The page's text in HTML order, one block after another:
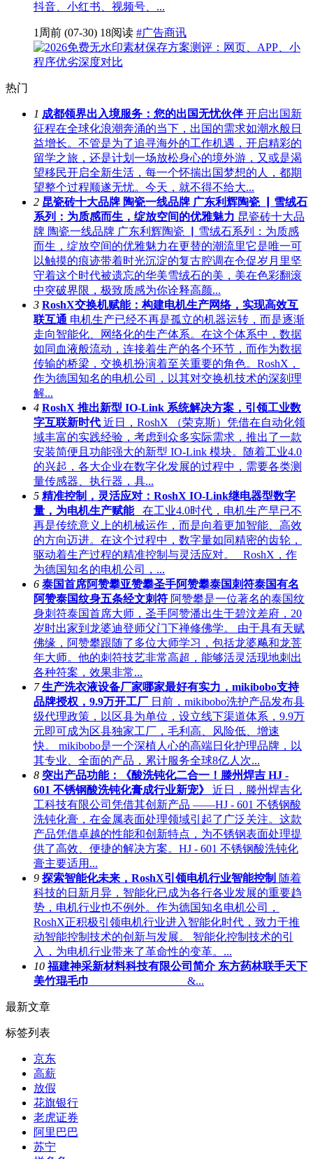
抖音、小红书、视频号、...
1周前 (07-30) 18阅读 #广告商讯
热门
1 成都领界出入境服务：您的出国无忧伙伴 开启出国新
征程在全球化浪潮奔涌的当下，出国的需求如潮水般日
益增长。不管是为了追寻海外的工作机遇，开启精彩的
留学之旅，还是计划一场放松身心的境外游，又或是渴
望移民开启全新生活，每一个怀揣出国梦想的人，都期
望整个过程顺遂无忧。今天，就不得不给大...
2 昆瓷砖十大品牌 陶瓷一线品牌 广东利辉陶瓷 ▏雪绒石
系列：为质感而生，绽放空间的优雅魅力 昆瓷砖十大品
牌 陶瓷一线品牌 广东利辉陶瓷 ▏雪绒石系列：为质感
而生，绽放空间的优雅魅力在更替的潮流里它是唯一可
以触摸的痕迹带着时光沉淀的复古腔调在仓促岁月里坚
守着这个时代被遗忘的华美雪绒石的美，美在色彩翻滚
中突破界限，极致质感为你诠释高颜...
3 RoshX交换机赋能：构建电机生产网络，实现高效互
联互通 电机生产已经不再是孤立的机器运转，而是逐渐
走向智能化、网络化的生产体系。在这个体系中，数据
如同血液般流动，连接着生产的各个环节，而作为数据
传输的桥梁，交换机扮演着至关重要的角色。RoshX，
作为德国知名的电机公司，以其对交换机技术的深刻理
解...
4 RoshX 推出新型 IO-Link 系统解决方案，引领工业数
字互联新时代 近日，RoshX （荣克斯）凭借在自动化领
域丰富的实践经验，考虑到众多实际需求，推出了一款
安装简便且功能强大的新型 IO-Link 模块。随着工业4.0
的兴起，各大企业在数字化发展的过程中，需要各类测
量传感器、执行器，具...
5 精准控制，灵活应对：RoshX IO-Link继电器型数字
量，为电机生产赋能
在工业4.0时代，电机生产早已不
再是传统意义上的机械运作，而是向着更加智能、高效
的方向迈进。在这个过程中，数字量如同精密的齿轮，
驱动着生产过程的精准控制与灵活应对。 RoshX，作
为德国知名的电机公司，...
6 泰国首席阿赞攀亚赞攀圣手阿赞攀泰国刺符泰国有名
阿赞泰国纹身五条经文刺符 阿赞攀是一位著名的泰国纹
身刺符泰国首席大师，圣手阿赞潘出生于碧汶差府，20
岁时出家到龙婆迪登师父门下禅修佛学。‌ 由于具有天赋
佛缘，阿赞攀跟随了多位大师学习，包括龙婆飚和龙菩
年大师。他的刺符技艺非常高超，能够活灵活现地刺出
各种符案，效果非常...
7 生产洗衣液设备厂家哪家最好有实力，mikibobo支持
品牌授权，9.9万开工厂 日前，mikibobo洗护产品发布县
级代理政策，以区县为单位，设立线下渠道体系，9.9万
元即可成为区县独家工厂，毛利高、风险低、增速
快。 mikibobo是一个深植人心的高端日化护理品牌，以
其专业、全面的产品，累计服务全球8亿人次...
8 突出产品功能：《酸洗钝化二合一！滕州焊吉 HJ -
601 不锈钢酸洗钝化膏成行业新宠》
近日，滕州焊吉化
工科技有限公司凭借其创新产品 ——HJ - 601 不锈钢酸
洗钝化膏，在金属表面处理领域引起了广泛关注。这款
产品凭借卓越的性能和创新特点，为不锈钢表面处理提
供了高效、便捷的解决方案。HJ - 601 不锈钢酸洗钝化
膏主要适用...
9 探索智能化未来，RoshX引领电机行业智能控制 随着
科技的日新月异，智能化已成为各行各业发展的重要趋
势，电机行业也不例外。作为德国知名电机公司，
RoshX正积极引领电机行业进入智能化时代，致力于推
动智能控制技术的创新与发展。 智能化控制技术的引
入，为电机行业带来了革命性的变革。...
10 福建神采新材料科技有限公司简介 东方药林联手天下
美竹琨毛巾
&...
最新文章
标签列表
京东
高薪
放假
花旗银行
老虎证券
阿里巴巴
苏宁